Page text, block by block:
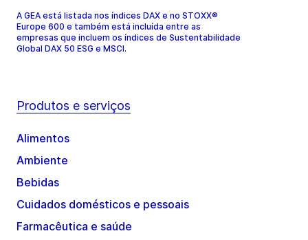
A GEA está listada nos índices DAX e no STOXX®
Europe 600 e também está incluída entre as
empresas que incluem os índices de Sustentabilidade
Global DAX 50 ESG e MSCI.
Produtos e serviços
Alimentos
Ambiente
Bebidas
Cuidados domésticos e pessoais
Farmacêutica e saúde